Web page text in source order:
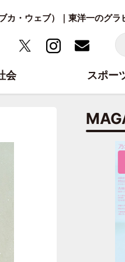
カ・ウェブ）｜東洋一のグ
会 スポー